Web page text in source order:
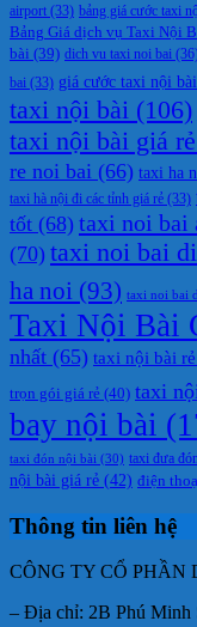
airport (33) bảng giá cước taxi
Bảng Giá dịch vụ Taxi Nội
bài (39) dich vu taxi noi bai
bai (33) giá cước taxi nội
taxi nội bài (106)
taxi nội bài giá rẻ
re noi bai (66) taxi ha
taxi hà nội đi các tỉnh giá rẻ (33)
tốt (68) taxi noi bai
(70) taxi noi bai
ha noi (93) taxi noi bai
Taxi Nội Bài
nhất (65) taxi nội bài rẻ
trọn gói giá rẻ (40) taxi
bay nội bài
taxi đón nội bài (30) taxi đưa
nội bài giá rẻ (42) điện
Thông tin liên hệ
CÔNG TY CỔ
– Địa chỉ: 2B Phú Minh